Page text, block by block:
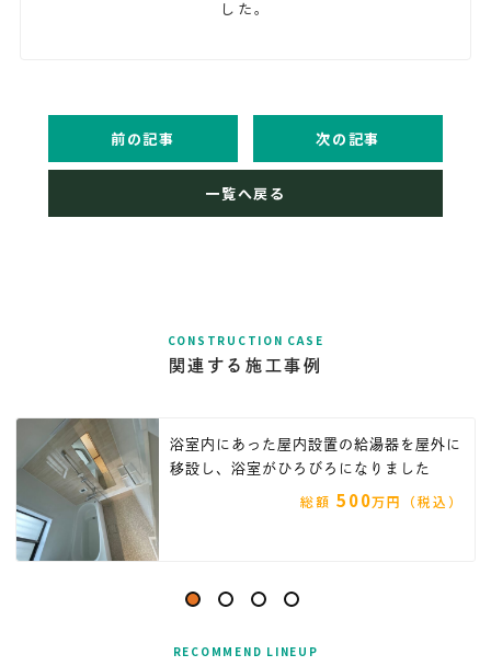
した。
前の記事 次の記事
一覧へ戻る
CONSTRUCTION CASE
関連する施工事例
浴室内にあった屋内設置の給湯器を屋外に
移設し、浴室がひろびろになりました
総額 500万円（税込）
RECOMMEND LINEUP